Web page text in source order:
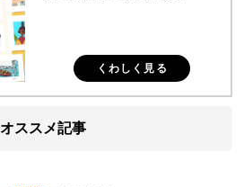
くわしく見る
オススメ記事